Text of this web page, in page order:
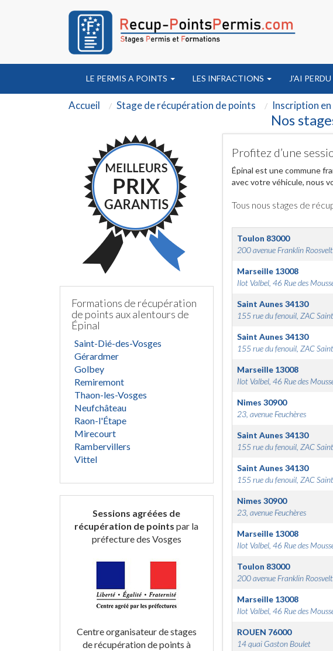
LE PERMIS A POINTS LES INFRACTIONS J'AI
Accueil Stage de récupération de points Inscription
Nos
Formations de récupération
de points aux alentours de
Épinal
Saint-Dié-des-Vosges
Gérardmer
Golbey
Remiremont
Thaon-les-Vosges
Neufchâteau
Raon-l'Étape
Mirecourt
Rambervillers
Vittel
Sessions agréées de
récupération de points par la
préfecture des Vosges
Centre organisateur de stages
de récupération de points à
Profitez d’une
Épinal est une commune
avec votre véhicule, nous
Tous nous stages de
Toulon 83000
200 avenue Franklin
Marseille 13008
Ilot Valbel, 46 Rue des
Saint Aunes 34130
155 rue du fenouil, ZAC
Saint Aunes 34130
155 rue du fenouil, ZAC
Marseille 13008
Ilot Valbel, 46 Rue des
Nimes 30900
23, avenue Feuchères
Saint Aunes 34130
155 rue du fenouil, ZAC
Saint Aunes 34130
155 rue du fenouil, ZAC
Nimes 30900
23, avenue Feuchères
Marseille 13008
Ilot Valbel, 46 Rue des
Toulon 83000
200 avenue Franklin
Marseille 13008
Ilot Valbel, 46 Rue des
ROUEN 76000
14 quai Gaston Boulet